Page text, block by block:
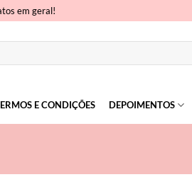
em geral!
E CONDIÇÕES DEPOIMENTOS